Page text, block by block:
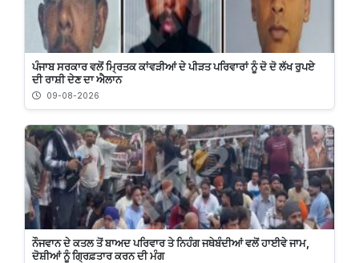
ਪੰਜਾਬ ਸਰਕਾਰ ਵਲੋਂ ਮ੍ਰਿਤਕ ਕਾਂਵੜੀਆਂ ਦੇ ਪੀੜਤ ਪਰਿਵਾਰਾਂ ਨੂੰ ਦੋ ਦੋ ਲੱਖ ਰੁਪਏ
ਦੀ ਰਾਸ਼ੀ ਦੇਣ ਦਾ ਐਲਾਨ
09-08-2026
ਨੌਜਵਾਨ ਦੇ ਕਤਲ ਤੋਂ ਬਾਅਦ ਪਰਿਵਾਰ ਤੇ ਨਿਹੰਗ ਜਥੇਬੰਦੀਆਂ ਵਲੋਂ ਹਾਈਵੇ ਜਾਮ,
ਦੋਸ਼ੀਆਂ ਨੂੰ ਗ੍ਰਿਫ਼ਤਾਰ ਕਰਨ ਦੀ ਮੰਗ